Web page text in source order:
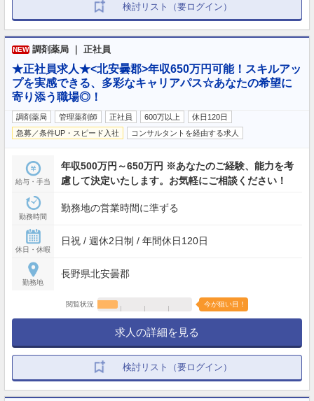
検討リスト（要ログイン）
NEW 調剤薬局 ｜ 正社員
★正社員求人★<北安曇郡>年収650万円可能！スキルアッ
プを実感できる、多彩なキャリアパス☆あなたの希望に
寄り添う職場◎！
調剤薬局 管理薬剤師 正社員 600万以上
休日120日
急募／条件UP・スピード入社
コンサルタントを経由する求人
給与・手当
年収500万円～650万円 ※あなたのご経験、能力を考
慮して決定いたします。お気軽にご相談ください！
勤務時間
勤務地の営業時間に準ずる
休日・休暇
日祝 / 週休2日制 / 年間休日120日
勤務地
長野県北安曇郡
閲覧状況 今が狙い目！
求人の詳細を見る
検討リスト（要ログイン）